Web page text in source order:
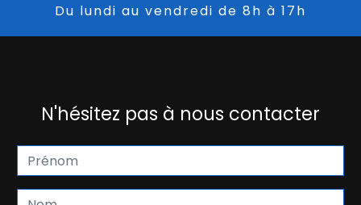
Du lundi au vendredi de 8h à 17h
N'hésitez pas à nous contacter